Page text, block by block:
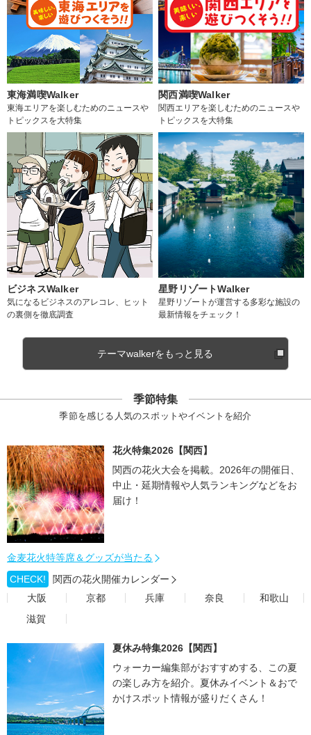
東海満喫Walker
東海エリアを楽しむためのニュースや
トピックスを大特集
関西満喫Walker
関西エリアを楽しむためのニュースや
トピックスを大特集
ビジネスWalker
気になるビジネスのアレコレ、ヒット
の裏側を徹底調査
星野リゾートWalker
星野リゾートが運営する多彩な施設の
最新情報をチェック！
テーマwalkerをもっと見る
季節特集
季節を感じる人気のスポットやイベントを紹介
花火特集2026【関西】
関西の花火大会を掲載。2026年の開催日、
中止・延期情報や人気ランキングなどをお
届け！
金麦花火特等席＆グッズが当たる
CHECK!
関西の花火開催カレンダー
大阪
京都 兵庫 奈良
和歌山
滋賀
夏休み特集2026【関西】
ウォーカー編集部がおすすめする、この夏
の楽しみ方を紹介。夏休みイベント＆おで
かけスポット情報が盛りだくさん！